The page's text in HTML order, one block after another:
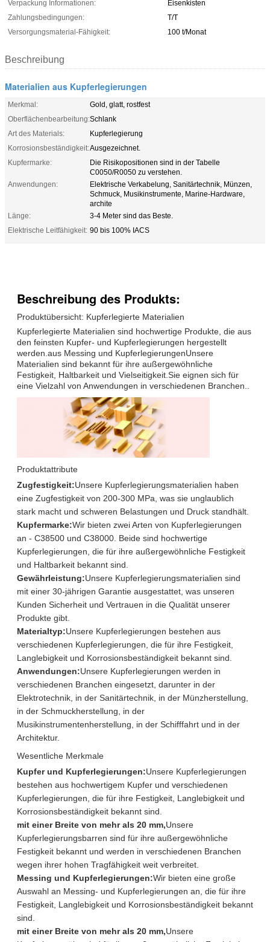
Verpackung Informationen:
Eisenkisten
Zahlungsbedingungen:
T/T
Versorgungsmaterial-Fähigkeit:
100 t/Monat
Beschreibung
Materialien aus Kupferlegierungen
Merkmal:
Gold, glatt, rostfest
Oberflächenbearbeitung:Schlank
Art des Materials:
Kupferlegierung
Korrosionsbeständigkeit:Ausgezeichnet.
Kupfermarke:
Die Risikopositionen sind in der Tabelle
C0050/R0050 zu verstehen.
Anwendungen:
Elektrische Verkabelung, Sanitärtechnik, Münzen,
Schmuck, Musikinstrumente, Marine-Hardware,
archite
Länge:
3-4 Meter sind das Beste.
Elektrische Leitfähigkeit: 90 bis 100% IACS
Beschreibung des Produkts:
Produktübersicht: Kupferlegierte Materialien
Kupferlegierte Materialien sind hochwertige Produkte, die aus
den feinsten Kupfer- und Kupferlegierungen hergestellt
werden.aus Messing und KupferlegierungenUnsere
Materialien sind bekannt für ihre außergewöhnliche
Festigkeit, Haltbarkeit und Vielseitigkeit.Sie eignen sich für
eine Vielzahl von Anwendungen in verschiedenen Branchen..
Produktattribute
Zugfestigkeit:Unsere Kupferlegierungsmaterialien haben
eine Zugfestigkeit von 200-300 MPa, was sie unglaublich
stark macht und schweren Belastungen und Druck standhält.
Kupfermarke:Wir bieten zwei Arten von Kupferlegierungen
an - C38500 und C38000. Beide sind hochwertige
Kupferlegierungen, die für ihre außergewöhnliche Festigkeit
und Haltbarkeit bekannt sind.
Gewährleistung:Unsere Kupferlegierungsmaterialien sind
mit einer 30-jährigen Garantie ausgestattet, was unseren
Kunden Sicherheit und Vertrauen in die Qualität unserer
Produkte gibt.
Materialtyp:Unsere Kupferlegierungen bestehen aus
verschiedenen Kupferlegierungen, die für ihre Festigkeit,
Langlebigkeit und Korrosionsbeständigkeit bekannt sind.
Anwendungen:Unsere Kupferlegierungen werden in
verschiedenen Branchen eingesetzt, darunter in der
Elektrotechnik, in der Sanitärtechnik, in der Münzherstellung,
in der Schmuckherstellung, in der
Musikinstrumentenherstellung, in der Schifffahrt und in der
Architektur.
Wesentliche Merkmale
Kupfer und Kupferlegierungen:Unsere Kupferlegierungen
bestehen aus hochwertigem Kupfer und verschiedenen
Kupferlegierungen, die für ihre Festigkeit, Langlebigkeit und
Korrosionsbeständigkeit bekannt sind.
mit einer Breite von mehr als 20 mm,Unsere
Kupferlegierungsbarren sind für ihre außergewöhnliche
Festigkeit bekannt und werden in verschiedenen Branchen
wegen ihrer hohen Tragfähigkeit weit verbreitet.
Messing und Kupferlegierungen:Wir bieten eine große
Auswahl an Messing- und Kupferlegierungen an, die für ihre
Festigkeit, Langlebigkeit und Korrosionsbeständigkeit bekannt
sind.
mit einer Breite von mehr als 20 mm,Unsere